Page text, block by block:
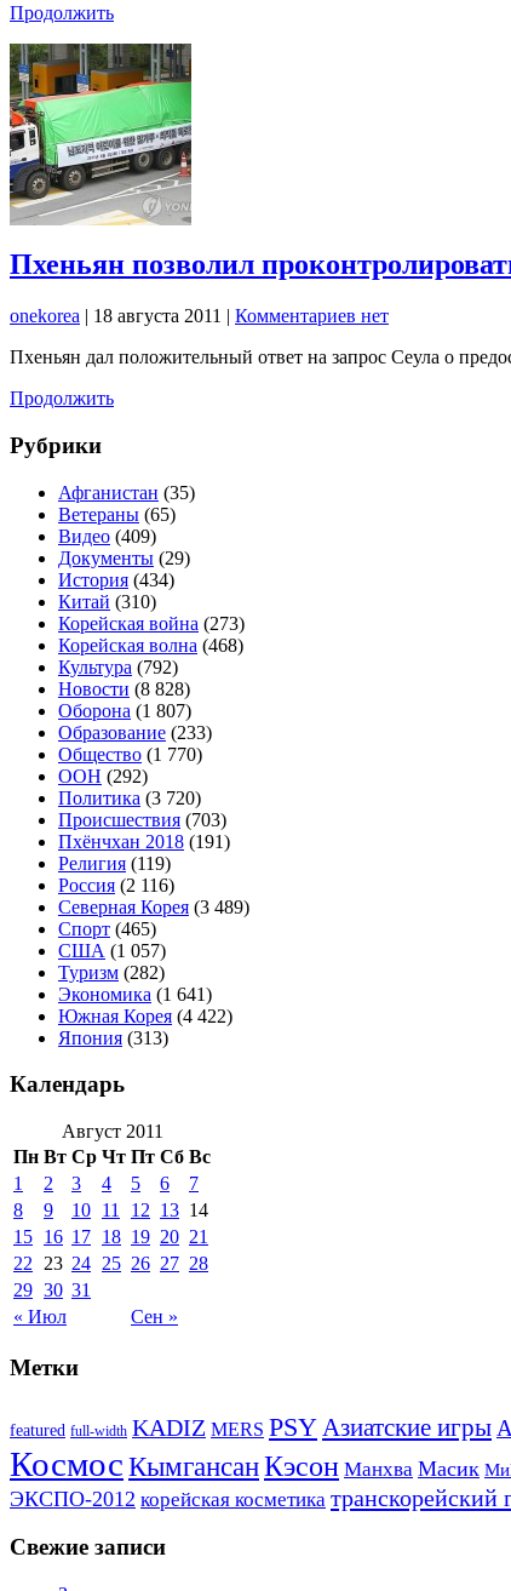
Продолжить
Пхеньян позволил
onekorea | 18 августа 2011 | Комментариев нет
Пхеньян дал положительный ответ на запрос Сеула о
Продолжить
Рубрики
Афганистан (35)
Ветераны (65)
Видео (409)
Документы (29)
История (434)
Китай (310)
Корейская война (273)
Корейская волна (468)
Культура (792)
Новости (8 828)
Оборона (1 807)
Образование (233)
Общество (1 770)
ООН (292)
Политика (3 720)
Происшествия (703)
Пхёнчхан 2018 (191)
Религия (119)
Россия (2 116)
Северная Корея (3 489)
Спорт (465)
США (1 057)
Туризм (282)
Экономика (1 641)
Южная Корея (4 422)
Япония (313)
Календарь
Август 2011
Пн Вт Ср Чт Пт Сб Вс
« Июл Сен »
1 2 3 4 5 6
7
8
9 10 11 12 13 14
15 16 17 18 19 20 21
22
23 24 25 26 27 28
29 30 31
Метки
featured full-width KADIZ MERS PSY Азиатские игры
Космос КымгансанКэсон Манхва Масик
ЭКСПО-2012 корейская косметика транскорейский
Свежие записи